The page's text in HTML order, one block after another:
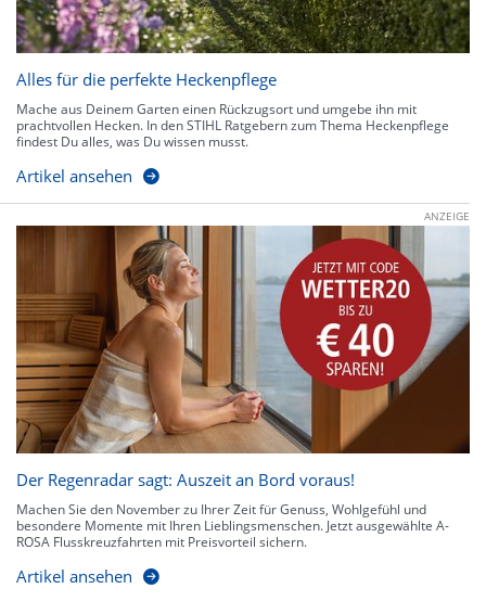
Alles für die perfekte Heckenpflege
Mache aus Deinem Garten einen Rückzugsort und umgebe ihn mit
prachtvollen Hecken. In den STIHL Ratgebern zum Thema Heckenpflege
findest Du alles, was Du wissen musst.
Artikel ansehen
ANZEIGE
Der Regenradar sagt: Auszeit an Bord voraus!
Machen Sie den November zu Ihrer Zeit für Genuss, Wohlgefühl und
besondere Momente mit Ihren Lieblingsmenschen. Jetzt ausgewählte A-
ROSA Flusskreuzfahrten mit Preisvorteil sichern.
Artikel ansehen